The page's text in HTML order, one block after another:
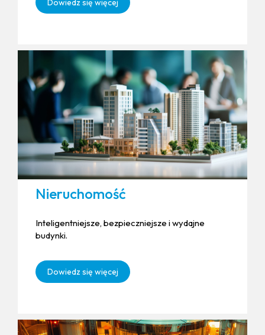
Dowiedz się więcej
Nieruchomość
Inteligentniejsze, bezpieczniejsze i wydajne
budynki.
Dowiedz się więcej